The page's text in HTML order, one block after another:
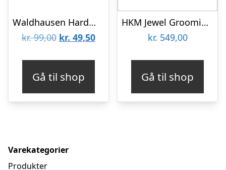
Waldhausen HardWood Body Brush strigle
kr.99,00 Den
kr. 99,00.
kr. 49,50Den
kr. 49,50.
Gå til shop
HKM Jewel Grooming Box
kr. 549,00
Gå til shop
Varekategorier
Produkter